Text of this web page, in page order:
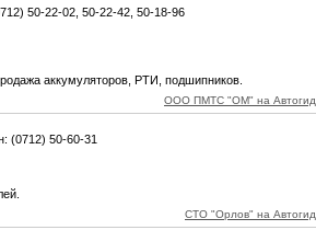
50-22-02, 50-22-42, 50-18-96
аккумуляторов, РТИ, подшипников.
ООО ПМТС "ОМ" на Автогид
(0712) 50-60-31
СТО "Орлов" на Автогид